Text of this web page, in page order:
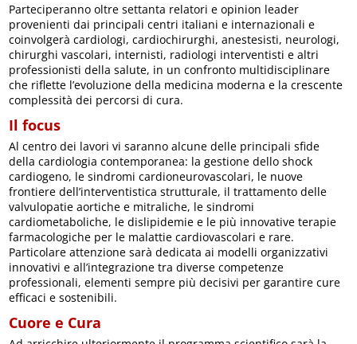
Parteciperanno oltre settanta relatori e opinion leader
provenienti dai principali centri italiani e internazionali e
coinvolgerà cardiologi, cardiochirurghi, anestesisti, neurologi,
chirurghi vascolari, internisti, radiologi interventisti e altri
professionisti della salute, in un confronto multidisciplinare
che riflette l’evoluzione della medicina moderna e la crescente
complessità dei percorsi di cura.
Il focus
Al centro dei lavori vi saranno alcune delle principali sfide
della cardiologia contemporanea: la gestione dello shock
cardiogeno, le sindromi cardioneurovascolari, le nuove
frontiere dell’interventistica strutturale, il trattamento delle
valvulopatie aortiche e mitraliche, le sindromi
cardiometaboliche, le dislipidemie e le più innovative terapie
farmacologiche per le malattie cardiovascolari e rare.
Particolare attenzione sarà dedicata ai modelli organizzativi
innovativi e all’integrazione tra diverse competenze
professionali, elementi sempre più decisivi per garantire cure
efficaci e sostenibili.
Cuore e Cura